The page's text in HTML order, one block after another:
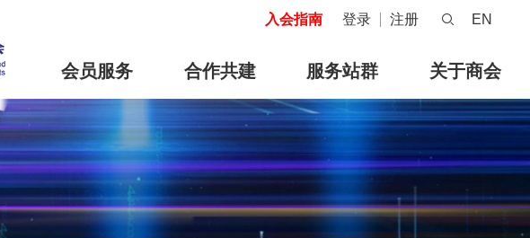
入会指南 登录 注册 EN
会员服务 合作共建 服务站群 关于商会